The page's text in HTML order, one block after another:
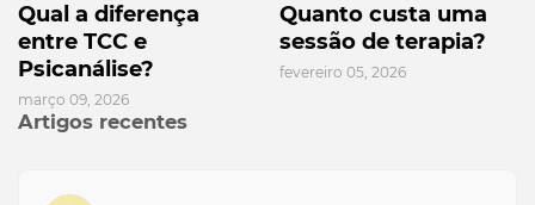
Qual a diferença
entre TCC e
Psicanálise?
março 09, 2026
Quanto custa uma
sessão de terapia?
fevereiro 05, 2026
Artigos recentes